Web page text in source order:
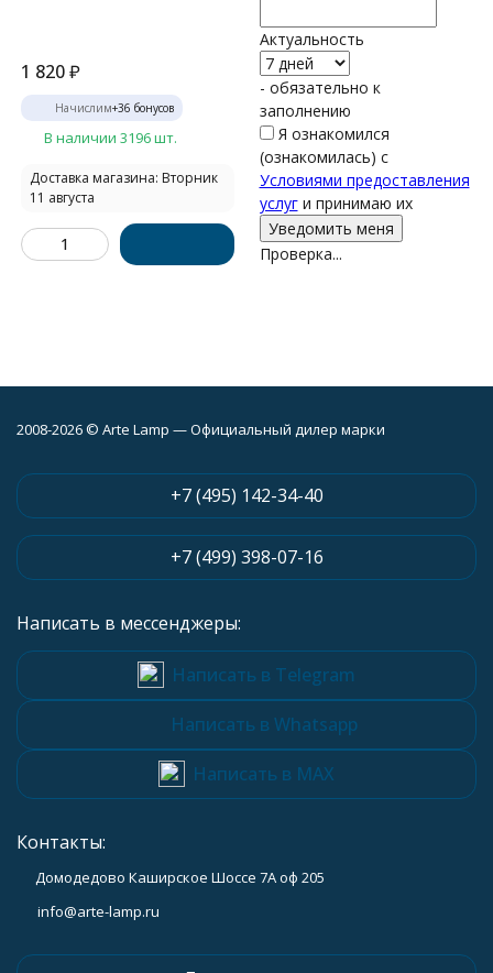
1 820₽
Начислим+36 бонусов
В наличии 3196 шт.
Доставка магазина: Вторник
11 августа
Актуальность
- обязательно к
заполнению
Я ознакомился
(ознакомилась) с
Условиями предоставления
услуги принимаю их
Проверка...
2008-2026 © Arte Lamp — Официальный дилер марки
+7 (495) 142-34-40
+7 (499) 398-07-16
Написать в мессенджеры:
Написать в Telegram
Написать в Whatsapp
Написать в MAX
Контакты:
Домодедово Каширское Шоссе 7А оф 205
info@arte-lamp.ru